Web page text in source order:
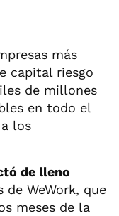
más
capital riesgo
de millones
en todo el
los
de lleno
de WeWork, que
meses de la